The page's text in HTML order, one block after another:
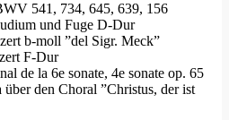
541, 734, 645, 639, 156
und Fuge D-Dur
b-moll ”del Sigr. Meck”
F-Dur
de la 6e sonate, 4e sonate op. 65
über den Choral ”Christus, der ist